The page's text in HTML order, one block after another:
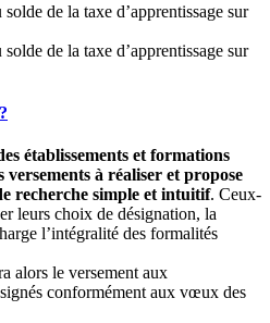
de la taxe d’apprentissage sur
de la taxe d’apprentissage sur
établissements et formations
à réaliser et propose
recherche simple et intuitif. Ceux-
leurs choix de désignation, la
l’intégralité des formalités
alors le versement aux
conformément aux vœux des